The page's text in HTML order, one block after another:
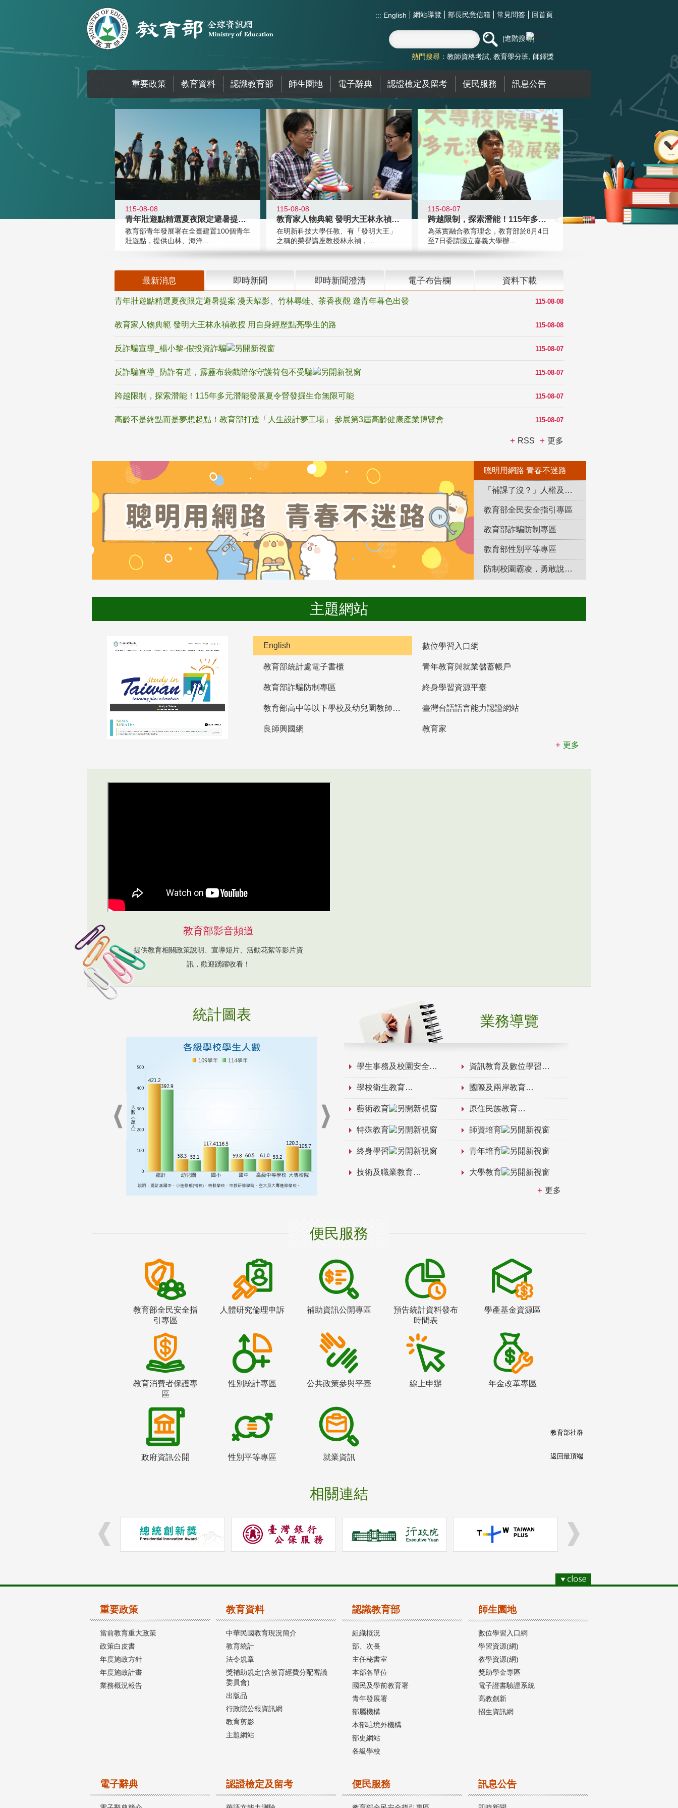
::: English 網站導覽 部長民意信箱 常見問答 回首頁
進階搜尋
熱門搜尋： 教師資格考試 教育學分班 師鐸獎
重要政策 教育資料 認識教育部 師生園地 電子辭典 認證檢定及留考 便民服務 訊息公告
:::
115-08-08
青年壯遊點精選夏夜限定避暑提案 漫
教育部青年發展署在全臺建置100個青年
壯遊點，提供山林、海洋...
115-08-08
教育家人物典範 發明大王林永禎教授
在明新科技大學任教、有「發明大王」
之稱的榮譽講座教授林永禎，...
115-08-07
跨越限制，探索潛能！115年多元潛
為落實融合教育理念，教育部於8月4日
至7日委請國立嘉義大學辦...
最新消息 即時新聞 即時新聞澄清 電子布告欄 資料下載
115-08-08
青年壯遊點精選夏夜限定避暑提案 漫天蝠影、竹林尋蛙、茶香夜觀 邀青年暮色出發
115-08-08
教育家人物典範 發明大王林永禎教授 用自身經歷點亮學生的路
115-08-07
反詐騙宣導_楊小黎-假投資詐騙
115-08-07
反詐騙宣導_防詐有道，霹靂布袋戲陪你守護荷包不受騙
115-08-07
跨越限制，探索潛能！115年多元潛能發展夏令營發掘生命無限可能
115-08-07
高齡不是終點而是夢想起點！教育部打造「人生設計夢工場」 參展第3屆高齡健康產業博覽會
RSS 更多
聰明用網路 青春不迷路
「補課了沒？」人權及轉型正義教育專區
教育部全民安全指引專區
教育部詐騙防制專區
教育部性別平等專區
防制校園霸凌，勇敢說出來！
主題網站
English 數位學習入口網
教育部統計處電子書櫃 青年教育與就業儲蓄帳戶
教育部詐騙防制專區 終身學習資源平臺
教育部高中等以下學校及幼兒園教師資格檢定考試 臺灣台語語言能力認證網站
良師興國網
教育家
更多
教育部影音頻道
提供教育相關政策說明、宣導短片、活動花絮等影片資
訊，歡迎踴躍收看！
統計圖表 業務導覽
學生事務及校園安全 資訊教育及數位學習
學校衛生教育 國際及兩岸教育
藝術教育 原住民族教育
特殊教育 師資培育
終身學習 青年培育
技術及職業教育 大學教育
更多
便民服務
教育部全民安全指
引專區
人體研究倫理申訴 補助資訊公開專區
預告統計資料發布
時間表
學產基金資源區
教育消費者保護專
區
性別統計專區 公共政策參與平臺 線上申辦 年金改革專區
政府資訊公開 性別平等專區 就業資訊
相關連結
教育部社群
返回最頂端
重要政策
當前教育重大政策
政策白皮書
年度施政方針
年度施政計畫
業務概況報告
教育資料
中華民國教育現況簡介
教育統計
法令規章
獎補助規定(含教育經費分配審議
委員會)
出版品
行政院公報資訊網
教育剪影
主題網站
認識教育部
組織概況
部、次長
主任秘書室
本部各單位
國民及學前教育署
青年發展署
部屬機構
本部駐境外機構
部史網站
各級學校
師生園地
數位學習入口網
學習資源(網)
教學資源(網)
獎助學金專區
電子證書驗證系統
高教創新
招生資訊網
電子辭典 認證檢定及留考 便民服務 訊息公告